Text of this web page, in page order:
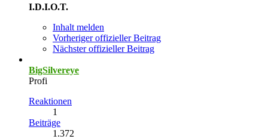
I.D.I.O.T.
Inhalt melden
Vorheriger offizieller Beitrag
Nächster offizieller Beitrag
BigSilvereye
Profi
Reaktionen
1
Beiträge
1.372